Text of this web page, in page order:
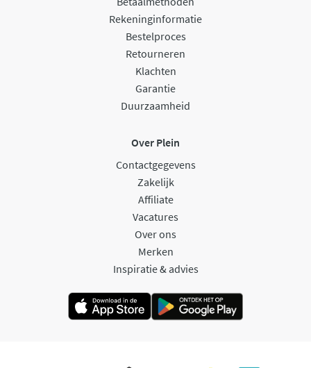
Rekeninginformatie
Bestelproces
Retourneren
Klachten
Garantie
Duurzaamheid
Over Plein
Contactgegevens
Zakelijk
Affiliate
Vacatures
Over ons
Merken
Inspiratie & advies